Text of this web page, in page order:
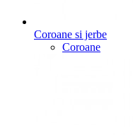
Coroane si jerbe
Coroane